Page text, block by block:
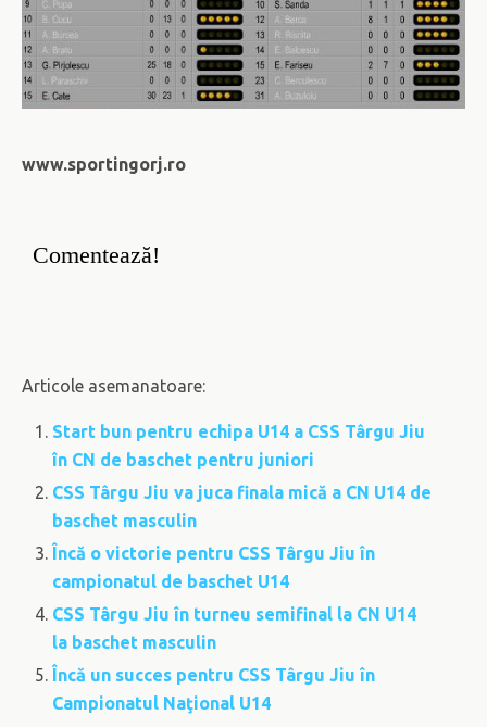
www.sportingorj.ro
Comentează!
Articole asemanatoare:
Start bun pentru echipa U14 a CSS Târgu Jiu
în CN de baschet pentru juniori
CSS Târgu Jiu va juca finala mică a CN U14 de
baschet masculin
Încă o victorie pentru CSS Târgu Jiu în
campionatul de baschet U14
CSS Târgu Jiu în turneu semifinal la CN U14
la baschet masculin
Încă un succes pentru CSS Târgu Jiu în
Campionatul Naţional U14